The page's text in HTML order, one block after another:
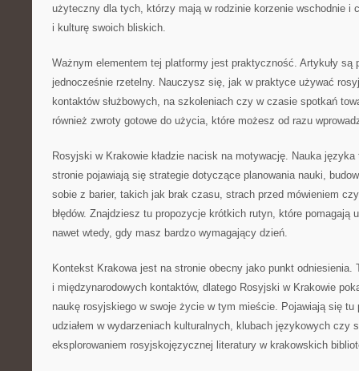
użyteczny dla tych, którzy mają w rodzinie korzenie wschodnie i
i kulturę swoich bliskich.
Ważnym elementem tej platformy jest praktyczność. Artykuły są
jednocześnie rzetelny. Nauczysz się, jak w praktyce używać
kontaktów służbowych, na szkoleniach czy w czasie spotkań
również zwroty gotowe do użycia, które możesz od razu
Rosyjski w Krakowie kładzie nacisk na motywację. Nauka
stronie pojawiają się strategie dotyczące planowania nauki,
sobie z barier, takich jak brak czasu, strach przed mówieniem czy
błędów. Znajdziesz tu propozycje krótkich rutyn, które pomagają
nawet wtedy, gdy masz bardzo wymagający dzień.
Kontekst Krakowa jest na stronie obecny jako punkt odniesienia.
i międzynarodowych kontaktów, dlatego Rosyjski w Krakowie
naukę rosyjskiego w swoje życie w tym mieście. Pojawiają się tu
udziałem w wydarzeniach kulturalnych, klubach językowych czy
eksplorowaniem rosyjskojęzycznej literatury w krakowskich